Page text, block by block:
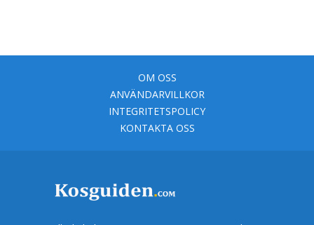
OM OSS
ANVÄNDARVILLKOR
INTEGRITETSPOLICY
KONTAKTA OSS